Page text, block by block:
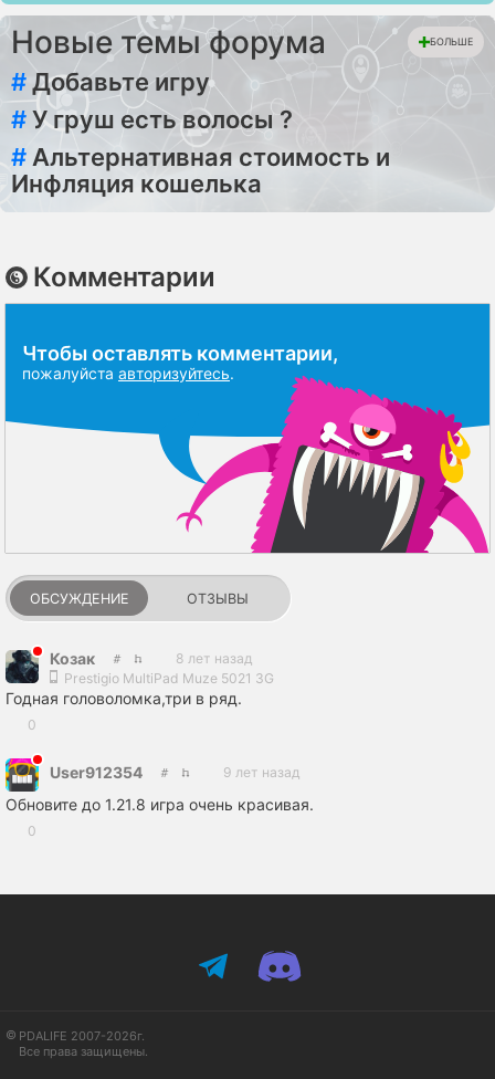
Новые темы форума БОЛЬШЕ
#Добавьте игру
#У груш есть волосы ?
# Альтернативная стоимость и
Инфляция кошелька
Комментарии
Чтобы оставлять комментарии,
пожалуйста авторизуйтесь.
ОБСУЖДЕНИЕ ОТЗЫВЫ
Козак
8 лет назад
Prestigio MultiPad Muze 5021 3G
Годная головоломка,три в ряд.
0
User912354 9 лет назад
Обновите до 1.21.8 игра очень красивая.
0
PDALIFE 2007-2026г.
Все права защищены.